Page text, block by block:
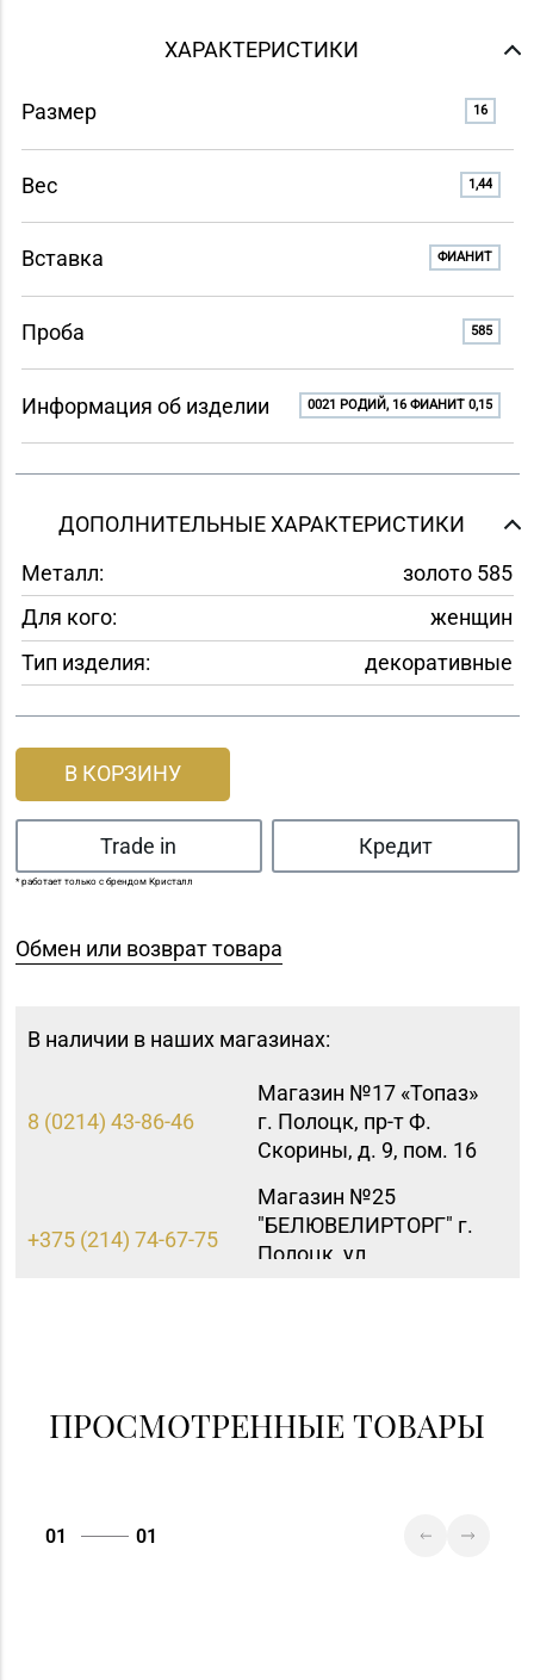
ХАРАКТЕРИСТИКИ
Размер 16
Вес 1,44
Вставка ФИАНИТ
Проба 585
Информация об изделии 0021 РОДИЙ, 16 ФИАНИТ 0,15
ДОПОЛНИТЕЛЬНЫЕ ХАРАКТЕРИСТИКИ
Металл:
золото 585
Для кого:
женщин
Тип изделия:
декоративные
В КОРЗИНУ
Trade in Кредит
* работает только с брендом Кристалл
Обмен или возврат товара
В наличии в наших магазинах:
8 (0214) 43-86-46
Магазин №17 «Топаз»
г. Полоцк, пр-т Ф.
Скорины, д. 9, пом. 16
+375 (214) 74-67-75
Магазин №25
"БЕЛЮВЕЛИРТОРГ" г.
Полоцк, ул.
ПРОСМОТРЕННЫЕ ТОВАРЫ
01 01